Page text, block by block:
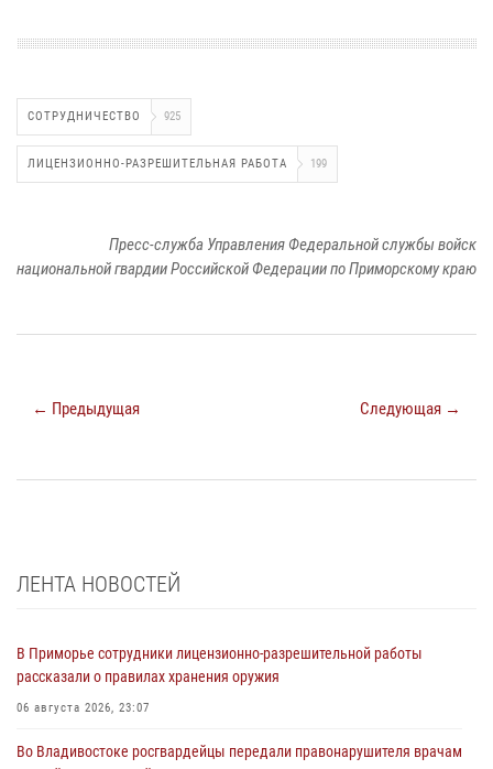
СОТРУДНИЧЕСТВО 925
ЛИЦЕНЗИОННО-РАЗРЕШИТЕЛЬНАЯ РАБОТА 199
Пресс-служба Управления Федеральной службы войск
национальной гвардии Российской Федерации по Приморскому краю
← Предыдущая Следующая →
ЛЕНТА НОВОСТЕЙ
В Приморье сотрудники лицензионно-разрешительной работы
рассказали о правилах хранения оружия
06 августа 2026, 23:07
Во Владивостоке росгвардейцы передали правонарушителя врачам